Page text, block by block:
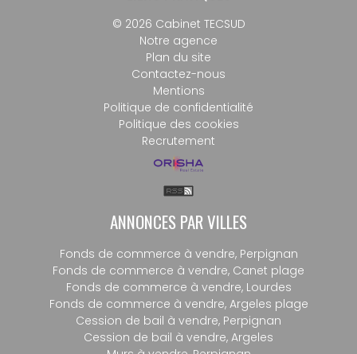
© 2026 Cabinet TECSUD
Notre agence
Plan du site
Contactez-nous
Mentions
Politique de confidentialité
Politique des cookies
Recrutement
ANNONCES PAR VILLES
Fonds de commerce à vendre, Perpignan
Fonds de commerce à vendre, Canet plage
Fonds de commerce à vendre, Lourdes
Fonds de commerce à vendre, Argeles plage
Cession de bail à vendre, Perpignan
Cession de bail à vendre, Argeles